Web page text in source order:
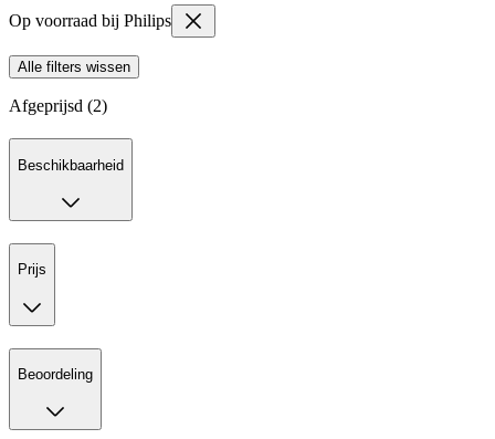
Op voorraad bij Philips
Alle filters wissen
Afgeprijsd (2)
Beschikbaarheid
Prijs
Beoordeling